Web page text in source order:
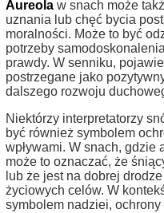
Aureola w snach może
uznania lub chęć bycia
moralności. Może to być
potrzeby
prawdy. W senniku,
postrzegane jako
dalszego rozwoju
Niektórzy interpretatorzy
być również symbolem
wpływami. W snach, gdzie
może to oznaczać, że
lub że jest na dobrej
życiowych celów. W
symbolem nadziei,